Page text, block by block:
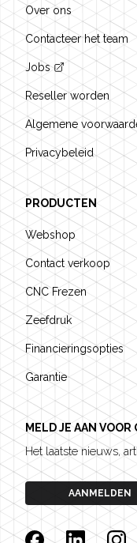
Over ons
Contacteer het team
Jobs
Reseller worden
Algemene
Privacybeleid
PRODUCTEN
Webshop
Contact verkoop
CNC Frezen
Zeefdruk
Financieringsopties
Garantie
MELD JE AAN
Het laatste nieuws,
AANMELDEN
FacebookLinkedin